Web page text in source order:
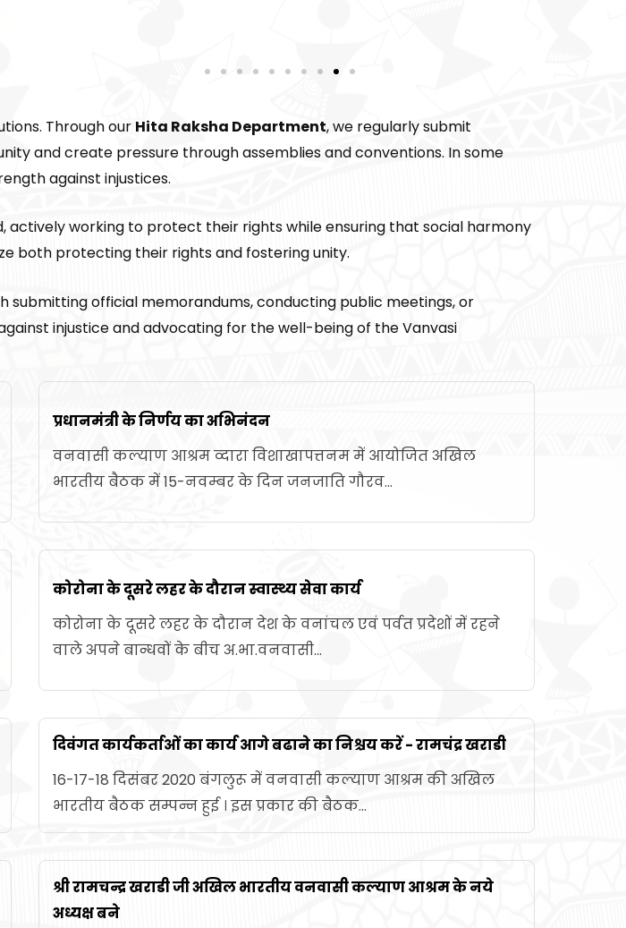
Through our Hita Raksha Department, we regularly submit
and create pressure through assemblies and conventions. In some
against injustices.
working to protect their rights while ensuring that social harmony
both protecting their rights and fostering unity.
submitting official memorandums, conducting public meetings, or
injustice and advocating for the well-being of the Vanvasi
प्रधानमंत्री के निर्णय का अभिनंदन
वनवासी कल्याण आश्रम व्दारा विशाखापत्तनम में आयोजित अखिल
भारतीय बैठक में 15-नवम्बर के दिन जनजाति गौरव...
कोरोना के दूसरे लहर के दौरान स्वास्थ्य सेवा कार्य
कोरोना के दूसरे लहर के दौरान देश के वनांचल एवं पर्वत प्रदेशों में रहने
वाले अपने बान्धवों के बीच अ.भा.वनवासी...
दिवंगत कार्यकर्ताओं का कार्य आगे बढाने का निश्चय करें - रामचंद्र खराडी
16-17-18 दिसंबर 2020 बंगलुरू में वनवासी कल्याण आश्रम की अखिल
भारतीय बैठक सम्पन्न हुई । इस प्रकार की बैठक...
श्री रामचन्द्र खराडी जी अखिल भारतीय वनवासी कल्याण आश्रम के नये
अध्यक्ष बने